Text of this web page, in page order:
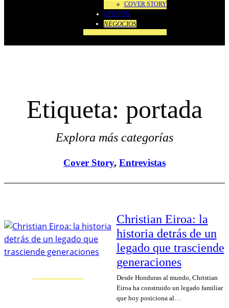
COVER STORY
OPINIÓN
NEGOCIOS
Etiqueta: portada
Explora más categorías
Cover Story, Entrevistas
Christian Eiroa: la
historia detrás de un
legado que trasciende
generaciones
Desde Honduras al mundo, Christian
Eiroa ha construido un legado familiar
que hoy posiciona al…